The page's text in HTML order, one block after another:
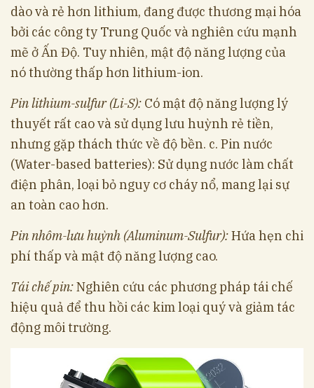
dào và rẻ hơn lithium, đang được thương mại hóa
bởi các công ty Trung Quốc và nghiên cứu mạnh
mẽ ở Ấn Độ. Tuy nhiên, mật độ năng lượng của
nó thường thấp hơn lithium-ion.
Pin lithium-sulfur (Li-S): Có mật độ năng lượng lý
thuyết rất cao và sử dụng lưu huỳnh rẻ tiền,
nhưng gặp thách thức về độ bền. c. Pin nước
(Water-based batteries): Sử dụng nước làm chất
điện phân, loại bỏ nguy cơ cháy nổ, mang lại sự
an toàn cao hơn.
Pin nhôm-lưu huỳnh (Aluminum-Sulfur):Hứa hẹn chi
phí thấp và mật độ năng lượng cao.
Tái chế pin:Nghiên cứu các phương pháp tái chế
hiệu quả để thu hồi các kim loại quý và giảm tác
động môi trường.